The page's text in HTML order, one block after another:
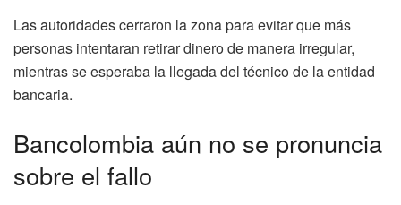
Las autoridades cerraron la zona para evitar que más
personas intentaran retirar dinero de manera irregular,
mientras se esperaba la llegada del técnico de la entidad
bancaria.
Bancolombia aún no se pronuncia
sobre el fallo